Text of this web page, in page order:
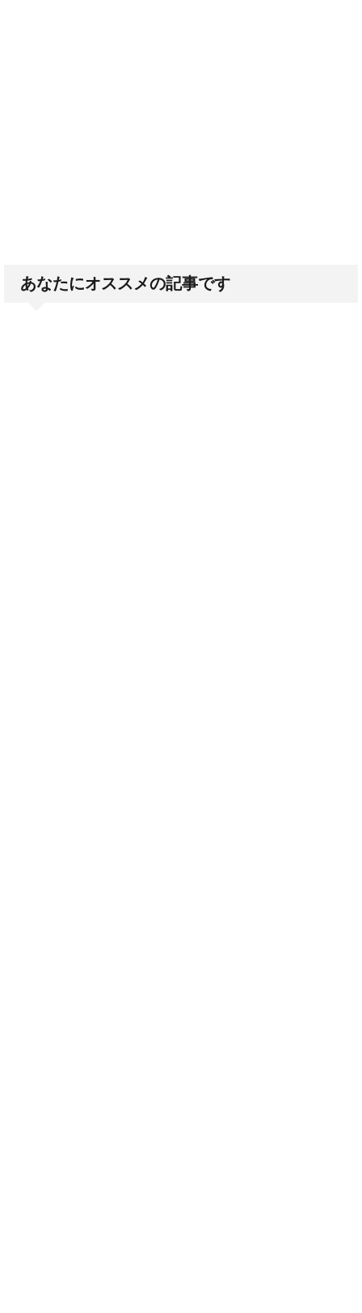
あなたにオススメの記事です